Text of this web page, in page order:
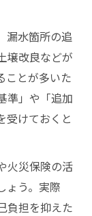
漏水箇所の追
壌改良などが
ことが多いた
準」や「追加
受けておくと
火災保険の活
ょう。実際
負担を抑えた